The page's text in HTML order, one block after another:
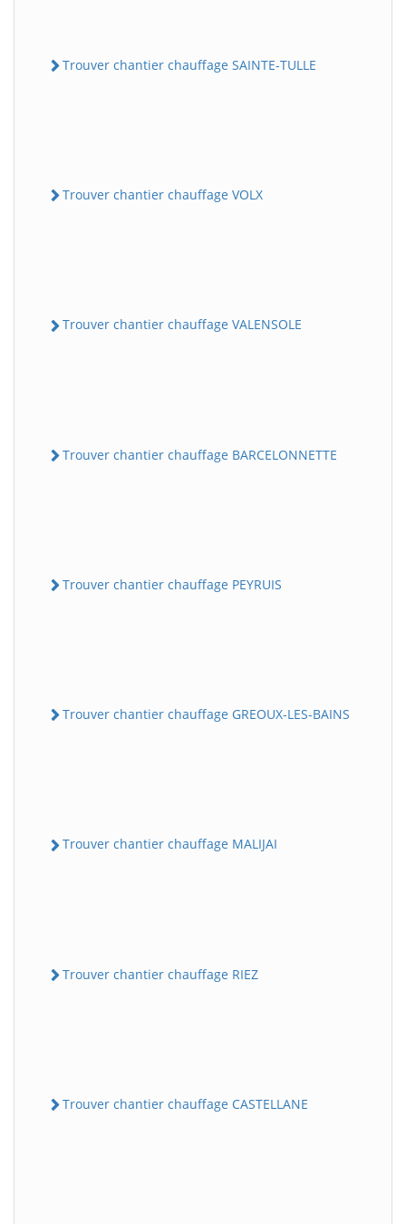
Trouver chantier chauffage SAINTE-TULLE
Trouver chantier chauffage VOLX
Trouver chantier chauffage VALENSOLE
Trouver chantier chauffage BARCELONNETTE
Trouver chantier chauffage PEYRUIS
Trouver chantier chauffage GREOUX-LES-BAINS
Trouver chantier chauffage MALIJAI
Trouver chantier chauffage RIEZ
Trouver chantier chauffage CASTELLANE